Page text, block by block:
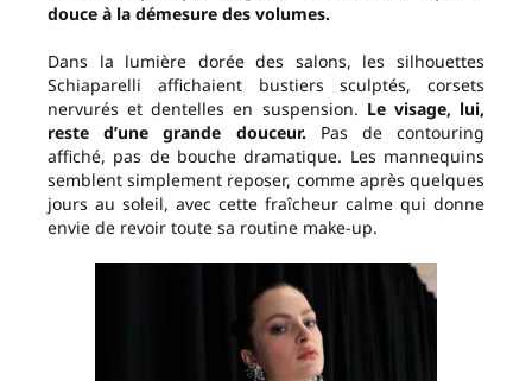
douce à la démesure des volumes.
Dans la lumière dorée des salons, les silhouettes
Schiaparelli affichaient bustiers sculptés, corsets
nervurés et dentelles en suspension. Le visage, lui,
reste d’une grande douceur. Pas de contouring
affiché, pas de bouche dramatique. Les mannequins
semblent simplement reposer, comme après quelques
jours au soleil, avec cette fraîcheur calme qui donne
envie de revoir toute sa routine make-up.